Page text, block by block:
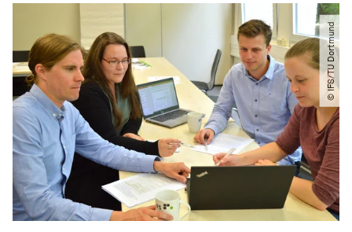
© IFS​/​TU Dortmund